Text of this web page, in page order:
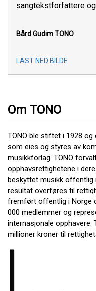
sangtekstforfattere
Bård GudimTONO
LAST NED BILDE
Om TONO
TONO ble stiftet i 1928
som eies og styres av
musikkforlag. TONO
opphavsrettighetene i
beskyttet musikk offentlig
resultat overføres til
fremført offentlig i Norge
000 medlemmer og
internasjonale opphavere.
millioner kroner til